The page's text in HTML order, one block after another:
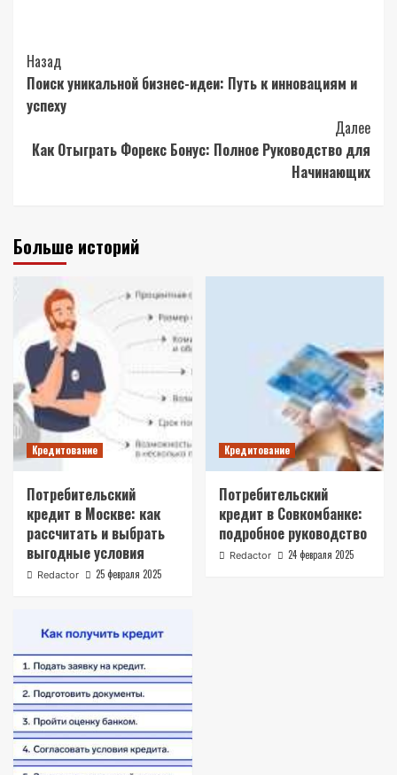
Post
Navigation
Назад
Поиск уникальной бизнес-идеи: Путь к инновациям и
успеху
Далее
Как Отыграть Форекс Бонус: Полное Руководство для
Начинающих
Больше историй
Кредитование
Потребительский
кредит в Москве: как
рассчитать и выбрать
выгодные условия
Redactor 25 февраля 2025
Кредитование
Потребительский
кредит в Совкомбанке:
подробное руководство
Redactor 24 февраля 2025